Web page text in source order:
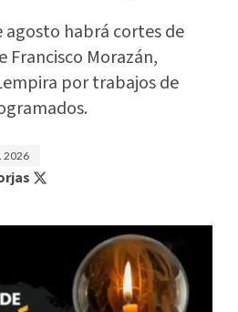
agosto habrá cortes de
Francisco Morazán,
por trabajos de
2026